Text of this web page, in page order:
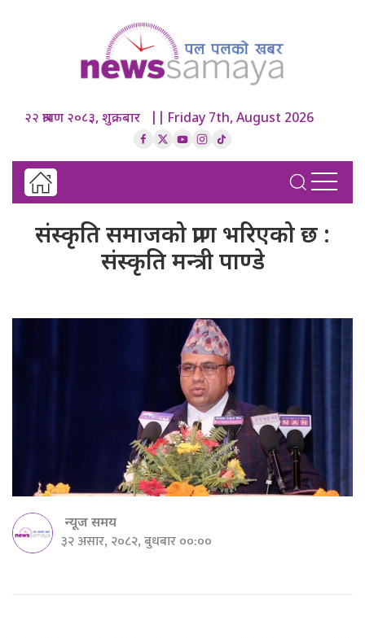
२२ श्रावण २०८३, शुक्रबार || Friday 7th, August 2026
संस्कृति समाजको प्राण भरिएको छ :
संस्कृति मन्त्री पाण्डे
न्यूज समय
३२ असार, २०८२, बुधबार ००:००